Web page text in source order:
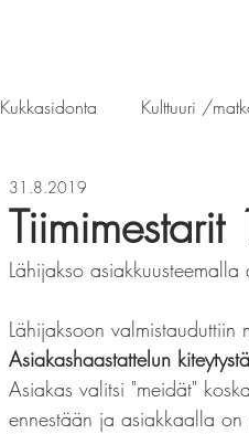
Kukkasidonta Kulttuuri /
31.8.2019
Lähijakso
Lähijaksoon
Asiakashaastattelun
Asiakas valitsi "meidät"
ennestään ja asiakkaalla